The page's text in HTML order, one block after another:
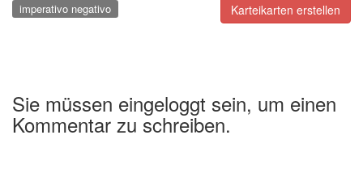
Karteikarten erstellen
imperativo negativo
Sie müssen eingeloggt sein, um einen
Kommentar zu schreiben.